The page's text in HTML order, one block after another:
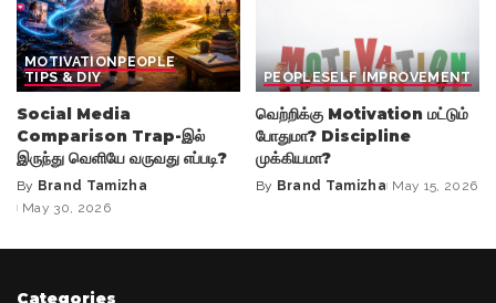
MOTIVATIONPEOPLE
TIPS & DIY
Social Media
Comparison Trap-இல்
இருந்து வெளியே வருவது எப்படி?
Posted
by
By Brand Tamizha
May 30, 2026
PEOPLESELF IMPROVEMENT
வெற்றிக்கு Motivation மட்டும்
போதுமா? Discipline
முக்கியமா?
Posted
By Brand Tamizha May 15, 2026
Categories